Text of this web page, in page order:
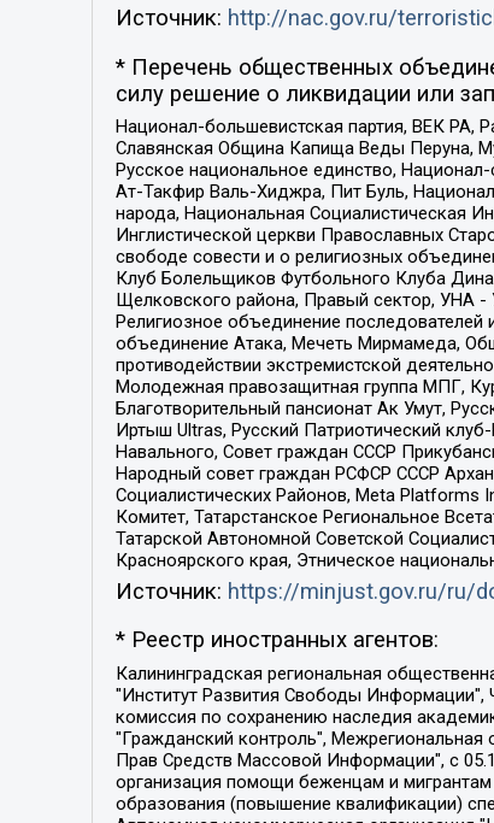
Источник: http://nac.gov.ru/
* Перечень общественных
силу решение о ликвидации или
Национал-большевистская партия, ВЕК РА,
Славянская Община Капища Веды Перуна,
Русское национальное единство,
Ат-Такфир Валь-Хиджра, Пит Буль,
народа, Национальная Социалистическая
Инглистической церкви Православных
свободе совести и о религиозных
Клуб Болельщиков Футбольного Клуба
Щелковского района, Правый сектор, УНА -
Религиозное объединение последователей
объединение Атака, Мечеть Мирмамеда,
противодействии экстремистской
Молодежная правозащитная группа МПГ,
Благотворительный пансионат Ак Умут,
Иртыш Ultras, Русский Патриотический
Навального, Совет граждан СССР
Народный совет граждан РСФСР СССР
Социалистических Районов, Meta Platforms
Комитет, Татарстанское Региональное
Татарской Автономной Советской
Красноярского края, Этническое
Источник: https://minjust.gov.ru/ru/
* Реестр иностранных агентов:
Калининградская региональная общественная организация "Экозащита!-Женсовет", Фонд содействия защите прав и свобод граждан "Общественный вердикт", Фонд "Институт Развития Свободы Информации", Частное учреждение "Информационное агентство МЕМО. РУ", Региональная общественная организация "Общественная комиссия по сохранению наследия академика Сахарова", Фонд поддержки свободы прессы, Санкт-Петербургская общественная правозащитная организация "Гражданский контроль", Межрегиональная общественная организация "Информационно-просветительский центр "Мемориал", Региональный Фонд "Центр Защиты Прав Средств Массовой Информации", с 05.12.2023 Фонд "Центр Защиты Прав Средств массовой информации", Региональная общественная благотворительная организация помощи беженцам и мигрантам "Гражданское содействие", Негосударственное образовательное учреждение дополнительного профессионального образования (повышение квалификации) специалистов "АКАДЕМИЯ ПО ПРАВАМ ЧЕЛОВЕКА", Свердловская региональная общественная организация "Сутяжник", Автономная некоммерческая организация "Центр независимых социологических исследований", Союз общественных объединений "Российский исследовательский центр по правам человека", Региональное общественное учреждение научно-информационный центр "МЕМОРИАЛ", Некоммерческая организация "Фонд защиты гласности", Автономная некоммерческая организация "Институт прав человека", Городская общественная организация "Екатеринбургское общество "МЕМОРИАЛ", Городская общественная организация "Рязанское историко-просветительское и правозащитное общество "Мемориал" (Рязанский Мемориал), Челябинский региональный орган общественной самодеятельности – женское общественное объединение "Женщины Евразии", Челябинский региональный орган общественной самодеятельности "Уральская правозащитная группа", Фонд содействия защите здоровья и социальной справедливости имени Андрея Рылькова, Автономная Некоммерческая Организация "Аналитический Центр Юрия Левады", Автономная некоммерческая организация социальной поддержки населения "Проект Апрель", Региональная общественная организация помощи женщинам и детям, находящимся в кризисной ситуации "Информационно-методический центр "Анна", Фонд содействия развитию массовых коммуникаций и правовому просвещению "Так-так-Так", Фонд содействия устойчивому развитию "Серебряная тайга", Свердловский региональный общественный фонд социальных проектов "Новое время", "Idel.Реалии", Кавказ.Реалии, Крым.Реалии, Телеканал Настоящее Время, Татаро-башкирская служба Радио Свобода (Azatliq Radiosi), Радио Свободная Европа/Радио Свобода (PCE/PC),